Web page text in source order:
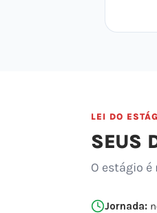
LEI DO
SEUS
O estágio
Jornada: